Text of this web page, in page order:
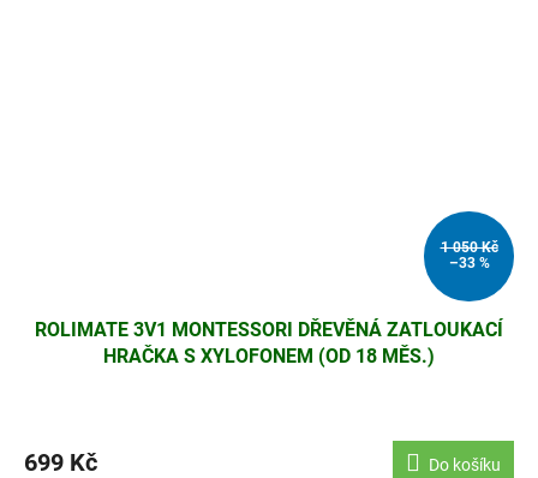
1 050 Kč
–33 %
ROLIMATE 3V1 MONTESSORI DŘEVĚNÁ ZATLOUKACÍ
HRAČKA S XYLOFONEM (OD 18 MĚS.)
699 Kč Do košíku